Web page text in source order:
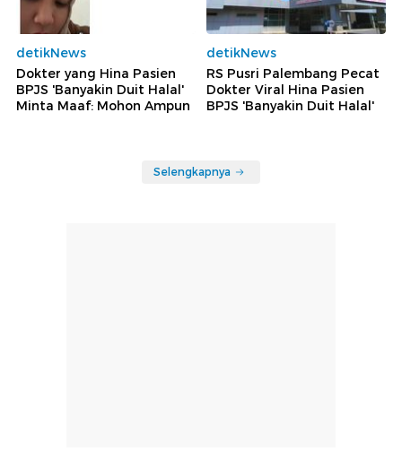
detikNews
Dokter yang Hina Pasien
BPJS 'Banyakin Duit Halal'
Minta Maaf: Mohon Ampun
detikNews
RS Pusri Palembang Pecat
Dokter Viral Hina Pasien
BPJS 'Banyakin Duit Halal'
Selengkapnya